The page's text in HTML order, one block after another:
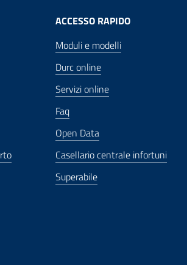
ACCESSO RAPIDO
Moduli e modelli
Durc online
Servizi online
Faq
Open Data
Casellario centrale infortuni
Superabile